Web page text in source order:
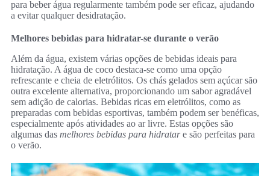
para beber água regularmente também pode ser eficaz, ajudando
a evitar qualquer desidratação.
Melhores bebidas para hidratar-se durante o verão
Além da água, existem várias opções de bebidas ideais para
hidratação. A água de coco destaca-se como uma opção
refrescante e cheia de eletrólitos. Os chás gelados sem açúcar são
outra excelente alternativa, proporcionando um sabor agradável
sem adição de calorias. Bebidas ricas em eletrólitos, como as
preparadas com bebidas esportivas, também podem ser benéficas,
especialmente após atividades ao ar livre. Estas opções são
algumas das melhores bebidas para hidratare são perfeitas para
o verão.